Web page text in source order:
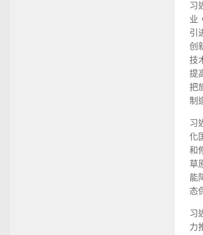
习
业
引
创
技
提
把
制
习
化
和
草
能
态
习
力